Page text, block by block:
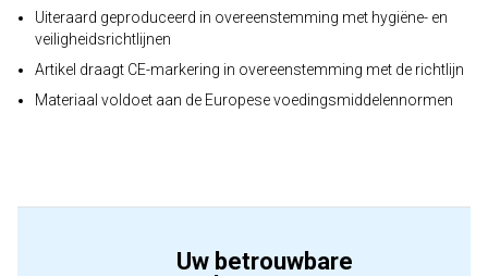
Uiteraard geproduceerd in overeenstemming met hygiëne- en
veiligheidsrichtlijnen
Artikel draagt CE-markering in overeenstemming met de richtlijn
Materiaal voldoet aan de Europese voedingsmiddelennormen
Uw betrouwbare